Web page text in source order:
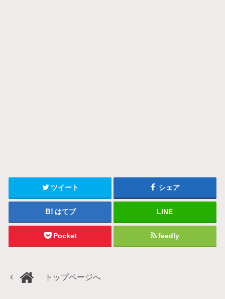
ツイート シェア
はてブ LINE
Pocket feedly
トップページへ